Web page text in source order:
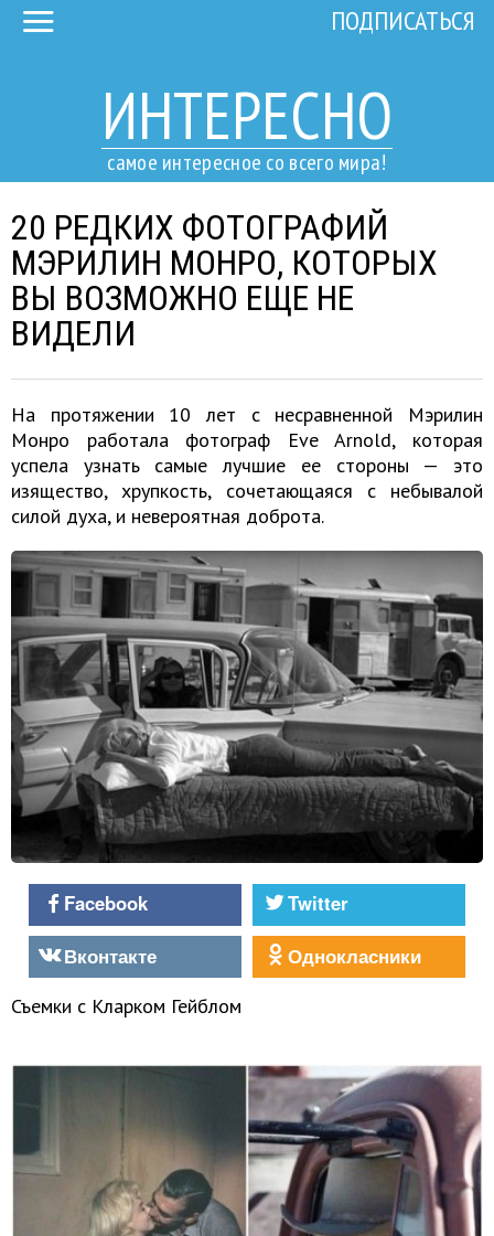
ИНТЕРЕСНО
самое интересное со всего мира!
ПОДПИСАТЬСЯ
20 РЕДКИХ ФОТОГРАФИЙ
МЭРИЛИН МОНРО, КОТОРЫХ
ВЫ ВОЗМОЖНО ЕЩЕ НЕ
ВИДЕЛИ
На протяжении 10 лет с несравненной Мэрилин
Монро работала фотограф Eve Arnold, которая
успела узнать самые лучшие ее стороны — это
изящество, хрупкость, сочетающаяся с небывалой
силой духа, и невероятная доброта.
Facebook
Twitter
Вконтакте
Однокласники
Съемки с Кларком Гейблом